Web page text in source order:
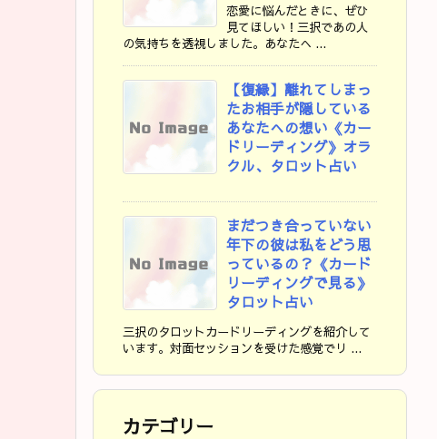
恋愛に悩んだときに、ぜひ
見てほしい！三択であの人
の気持ちを透視しました。あなたへ ...
【復縁】離れてしまっ
たお相手が隠している
あなたへの想い《カー
ドリーディング》オラ
クル、タロット占い
まだつき合っていない
年下の彼は私をどう思
っているの？《カード
リーディングで見る》
タロット占い
三択のタロットカードリーディングを紹介して
います。対面セッションを受けた感覚でリ ...
カテゴリー